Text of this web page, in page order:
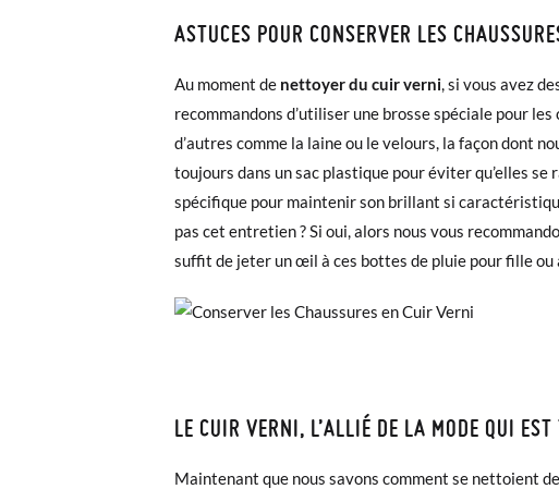
ASTUCES POUR CONSERVER LES
Au moment de nettoyer du cuir verni, si vous avez
recommandons d’utiliser une brosse spéciale pour
d’autres comme la laine ou le velours, la façon dont
toujours dans un sac plastique pour éviter qu’elles
spécifique pour maintenir son brillant si
pas cet entretien ? Si oui, alors nous vous
suffit de jeter un œil à ces bottes de pluie pour fille ou
LE CUIR VERNI, L’ALLIÉ DE LA MODE QUI
Maintenant que nous savons comment se nettoient